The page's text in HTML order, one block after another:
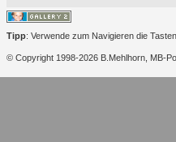
Tipp: Verwende zum Navigieren die Tasten
© Copyright 1998-2026 B.Mehlhorn, MB-